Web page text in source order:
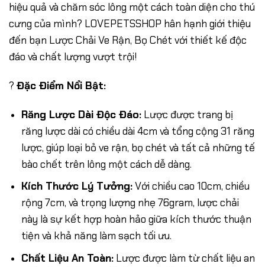
hiệu quả và chăm sóc lông một cách toàn diện cho thú
cưng của mình? LOVEPETSSHOP hân hạnh giới thiệu
đến bạn Lược Chải Ve Rận, Bọ Chét với thiết kế độc
đáo và chất lượng vượt trội!
? Đặc Điểm Nổi Bật:
Răng Lược Dài Độc Đáo:Lược được trang bị
răng lược dài có chiều dài 4cm và tổng cộng 31 răng
lược, giúp loại bỏ ve rận, bọ chét và tất cả những tế
bào chết trên lông một cách dễ dàng.
Kích Thước Lý Tưởng:Với chiều cao 10cm, chiều
rộng 7cm, và trọng lượng nhẹ 76gram, lược chải
này là sự kết hợp hoàn hảo giữa kích thước thuận
tiện và khả năng làm sạch tối ưu.
Chất Liệu An Toàn:Lược được làm từ chất liệu an